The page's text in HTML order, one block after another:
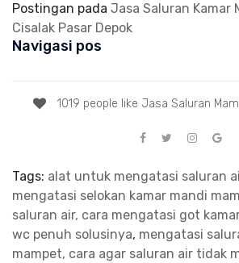
Postingan pada Jasa Saluran Kamar
Cisalak Pasar Depok
Navigasi pos
1019 people like Jasa Saluran
Tags: alat untuk mengatasi saluran
mengatasi selokan kamar mandi
saluran air, cara mengatasi got
wc penuh solusinya, mengatasi
mampet, cara agar saluran air tidak